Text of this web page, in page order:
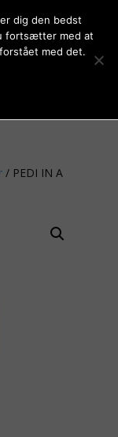
/ PEDI IN A
dig den bedst
fortsætter med at
med det.